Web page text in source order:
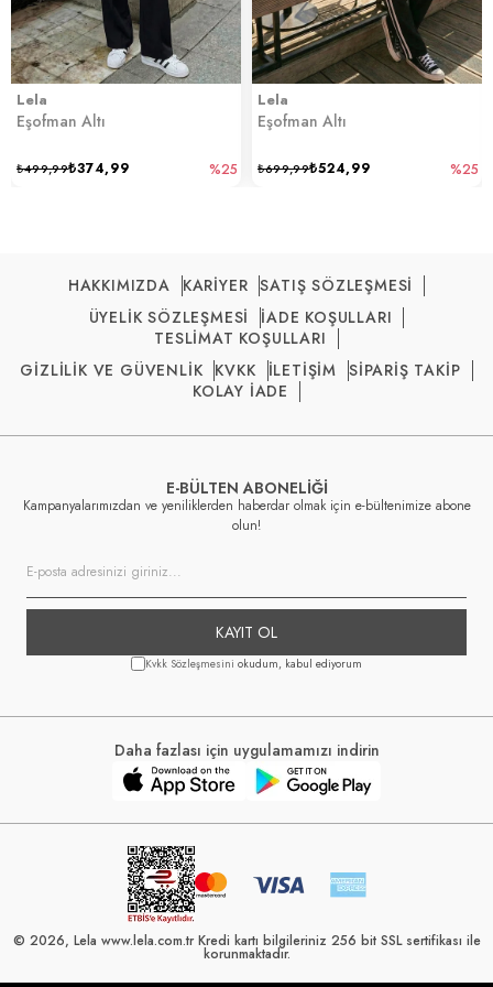
Lela
Eşofman Altı
₺374,99
₺499,99 %25
Lela
Eşofman Altı
₺524,99
₺699,99 %25
HAKKIMIZDA KARİYER SATIŞ SÖZLEŞMESİ
ÜYELİK SÖZLEŞMESİ
İADE KOŞULLARI
TESLİMAT KOŞULLARI
GİZLİLİK VE GÜVENLİK KVKK İLETİŞİM
SİPARİŞ TAKİP
KOLAY İADE
E-BÜLTEN ABONELİĞİ
Kampanyalarımızdan ve yeniliklerden haberdar olmak için e-bültenimize abone
olun!
KAYIT OL
Kvkk Sözleşmesini okudum, kabul ediyorum
Daha fazlası için uygulamamızı indirin
© 2026, Lela www.lela.com.tr Kredi kartı bilgileriniz 256 bit SSL sertifikası ile
korunmaktadır.